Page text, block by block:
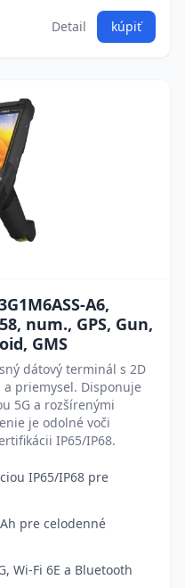
Detail kúpiť
A6,
num., GPS, Gun,
GMS
dátový terminál s 2D
priemysel. Disponuje
5G a rozšírenými
je odolné voči
IP65/IP68.
IP65/IP68 pre
pre celodenné
Wi-Fi 6E a Bluetooth